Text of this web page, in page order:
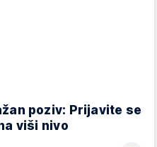
poziv: Prijavite se
viši nivo